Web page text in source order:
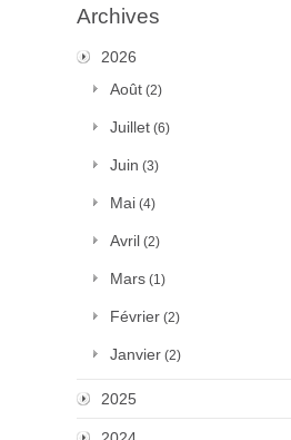
Archives
2026
Août (2)
Juillet (6)
Juin (3)
Mai (4)
Avril (2)
Mars (1)
Février (2)
Janvier (2)
2025